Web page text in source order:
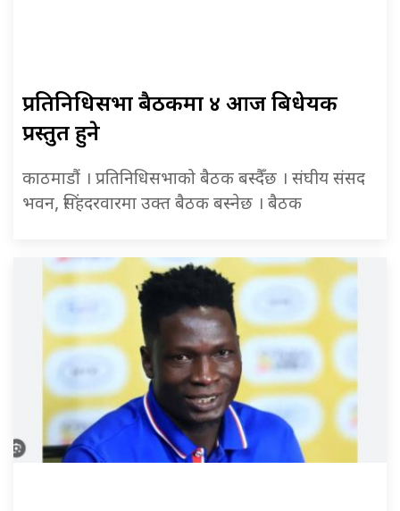
प्रतिनिधिसभा बैठकमा ४ आज बिधेयक
प्रस्तुत हुने
काठमाडौं । प्रतिनिधिसभाको बैठक बस्दैँछ । संघीय संसद
भवन, सिंहदरवारमा उक्त बैठक बस्नेछ । बैठक